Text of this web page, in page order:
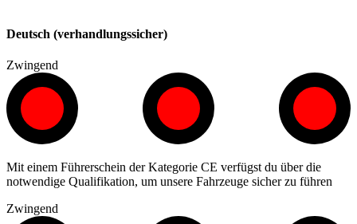
Deutsch (verhandlungssicher)
Zwingend
Mit einem Führerschein der Kategorie CE verfügst du über die
notwendige Qualifikation, um unsere Fahrzeuge sicher zu führen
Zwingend